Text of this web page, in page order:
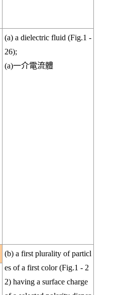
(a) a dielectric fluid (Fig.1 -
26);
(a)一介電流體
(b) a first plurality of particl
es of a first color (Fig.1 - 2
2) having a surface charge